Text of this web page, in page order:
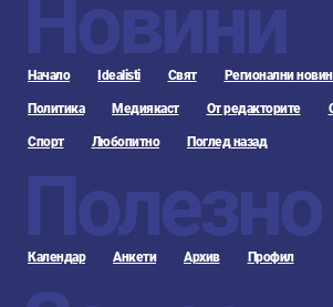
Новини
Начало Idealisti Свят Регионални
Политика Медиякаст От редакторите
Спорт Любопитно Поглед назад
Полезно
Календар Анкети Архив Профил